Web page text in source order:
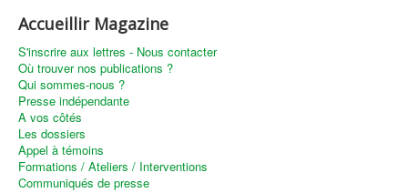
Accueillir Magazine
S'inscrire aux lettres - Nous contacter
Où trouver nos publications ?
Qui sommes-nous ?
Presse indépendante
A vos côtés
Les dossiers
Appel à témoins
Formations / Ateliers / Interventions
Communiqués de presse